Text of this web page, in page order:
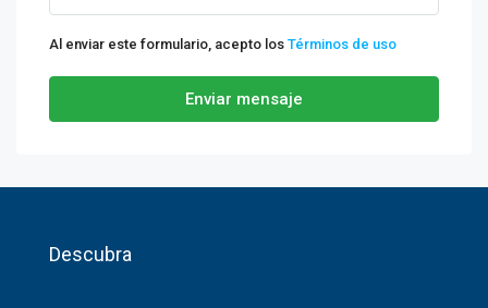
Al enviar este formulario, acepto los Términos de uso
Enviar mensaje
Descubra